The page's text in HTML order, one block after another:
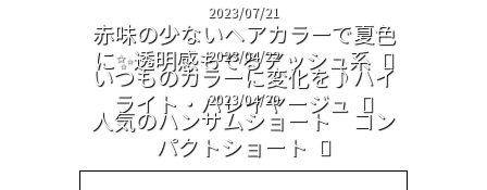
2023/07/21
赤味の少ないヘアカラーで夏色
に✨透明感もでるアッシュ系
2023/04/22
いつものカラーに変化を♪ハイ
ライト・バレイヤージュ
2023/04/20
人気のハンサムショート コン
パクトショート